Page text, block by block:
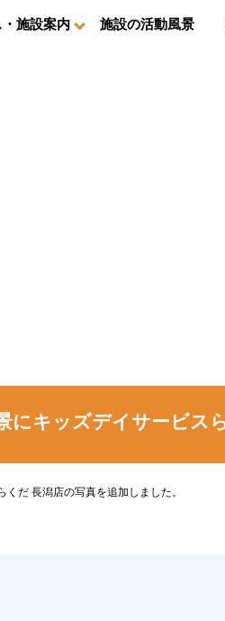
施設案内 施設の活動風景
にキッズデイサービス
だ 長潟店の写真を追加しました。